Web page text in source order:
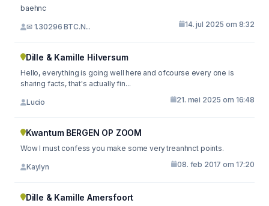
baehnc
✉ 1.30296 BTC.N... 14. jul 2025 om 8:32
Dille & Kamille Hilversum
Hello, everything is going well here and ofcourse every one is
sharing facts, that's actually fin...
Lucio 21. mei 2025 om 16:48
Kwantum BERGEN OP ZOOM
Wow I must confess you make some very treanhnct points.
Kaylyn 08. feb 2017 om 17:20
Dille & Kamille Amersfoort